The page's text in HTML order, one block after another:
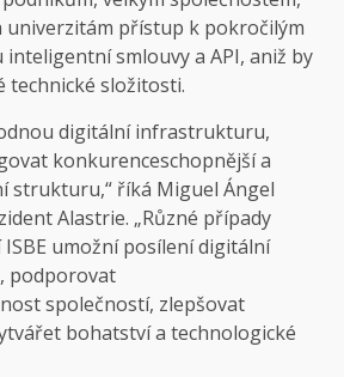
univerzitám přístup k pokročilým
smlouvy a API, aniž by
technické složitosti.
digitální infrastrukturu,
konkurenceschopnější a
strukturu,“ říká Miguel Ángel
Alastrie. „Různé případy
umožní posílení digitální
podporovat
společností, zlepšovat
bohatství a technologické